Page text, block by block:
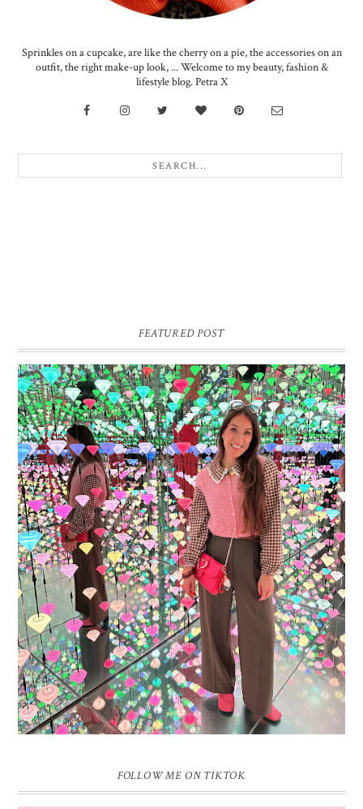
Sprinkles on a cupcake, are like the cherry on a pie, the accessories on an
outfit, the right make-up look, ... Welcome to my beauty, fashion &
lifestyle blog. Petra X
FEATURED POST
16 JAAR SPRINKLES ON A CUPCAKE
Vandaag is het weer zo’n moment waarop ik even bewust op de
pauzeknop duw, want Sprinkles on a Cupcake bestaat 16 jaar. Zestien.
Dat blijft ...
FOLLOW ME ON TIKTOK